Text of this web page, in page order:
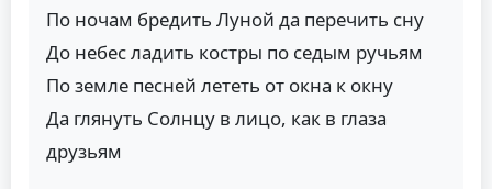
По ночам бредить Луной да перечить сну
До небес ладить костры по седым ручьям
По земле песней лететь от окна к окну
Да глянуть Солнцу в лицо, как в глаза
друзьям